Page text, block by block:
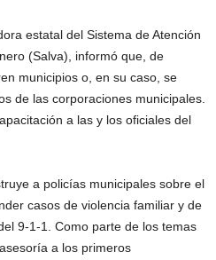
estatal del Sistema de Atención
(Salva), informó que, de
municipios o, en su caso, se
de las corporaciones municipales.
a las y los oficiales del
a policías municipales sobre el
casos de violencia familiar y de
9-1-1. Como parte de los temas
a los primeros